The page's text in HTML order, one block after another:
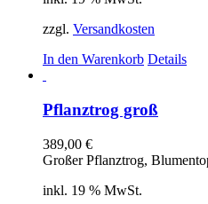
zzgl. Versandkosten
In den Warenkorb Details
Pflanztrog groß
389,00 €
Großer Pflanztrog,
inkl. 19 % MwSt.